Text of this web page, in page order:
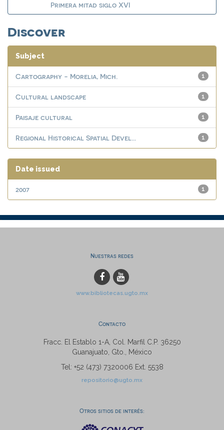
Primera mitad siglo XVI
Discover
Subject
1
Cartography - Morelia, Mich.
1
Cultural landscape
1
Paisaje cultural
1
Regional Historical Spatial Devel...
Date issued
1
2007
Nuestras redes
www.bibliotecas.ugto.mx
Contacto
Fracc. El Establo 1-A, Col. Marfil C.P. 36250
Guanajuato, Gto., México
Tel: +52 (473) 7320006 Ext. 5538
repositorio@ugto.mx
Otros sitios de interés: